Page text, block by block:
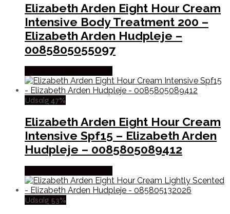
Elizabeth Arden Eight Hour Cream
Intensive Body Treatment 200 –
Elizabeth Arden Hudpleje –
0085805055097
Udsalg 47%
Elizabeth Arden Eight Hour Cream
Intensive Spf15 – Elizabeth Arden
Hudpleje – 0085805089412
Udsalg 53%